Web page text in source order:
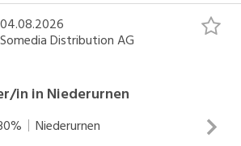
04.08.2026
Somedia Distribution AG
in in Niederurnen
Niederurnen